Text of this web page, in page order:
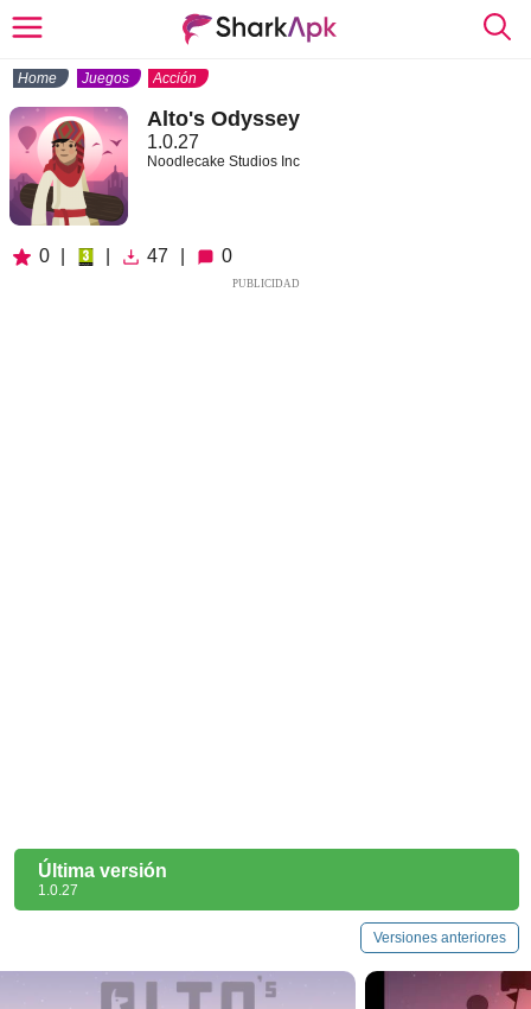
Home Juegos Acción
Alto's Odyssey
1.0.27
Noodlecake Studios Inc
0 47 0
PUBLICIDAD
Última versión
1.0.27
Versiones anteriores